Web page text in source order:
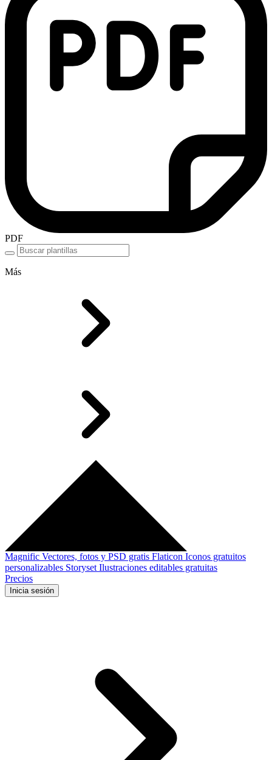
PDF
Más
Magnific Vectores, fotos y PSD gratis Flaticon Iconos gratuitos
personalizables Storyset Ilustraciones editables gratuitas
Precios
Inicia sesión